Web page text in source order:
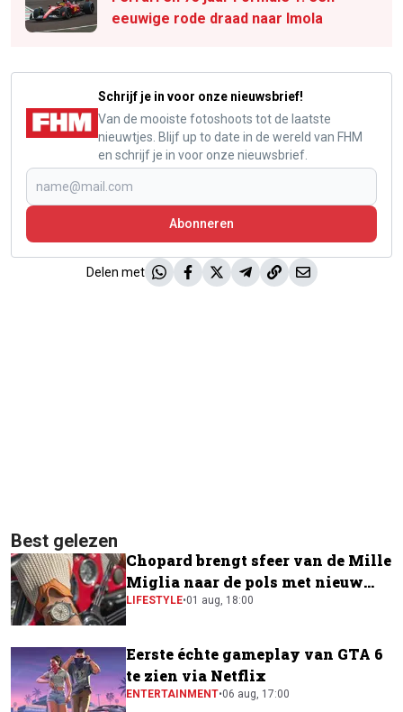
eeuwige rode draad naar Imola
Schrijf je in voor onze nieuwsbrief!
Van de mooiste fotoshoots tot de laatste
nieuwtjes. Blijf up to date in de wereld van FHM
en schrijf je in voor onze nieuwsbrief.
Abonneren
Delen met
Best gelezen
Chopard brengt sfeer van de Mille
Miglia naar de pols met nieuw
horloge
LIFESTYLE•01 aug, 18:00
Eerste échte gameplay van GTA 6
te zien via Netflix
ENTERTAINMENT•06 aug, 17:00